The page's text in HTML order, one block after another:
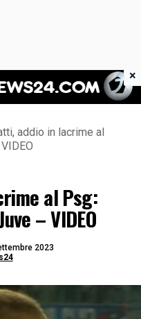
24
addio in lacrime al
al Psg:
– VIDEO
2023
×